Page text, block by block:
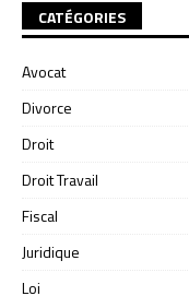
CATÉGORIES
Avocat
Divorce
Droit
Droit Travail
Fiscal
Juridique
Loi